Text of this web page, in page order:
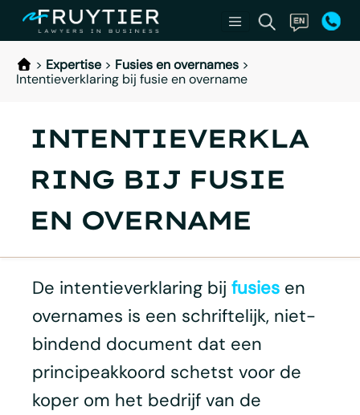
> Expertise > Fusies en overnames >
Intentieverklaring bij fusie en overname
INTENTIEVERKLA
RING BIJ FUSIE
EN OVERNAME
De intentieverklaring bij fusies en
overnames is een schriftelijk, niet-
bindend document dat een
principeakkoord schetst voor de
koper om het bedrijf van de